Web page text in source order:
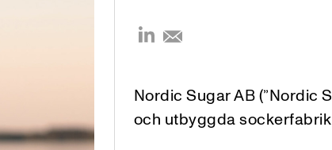
Nordic Sugar AB (”Nordic
och utbyggda